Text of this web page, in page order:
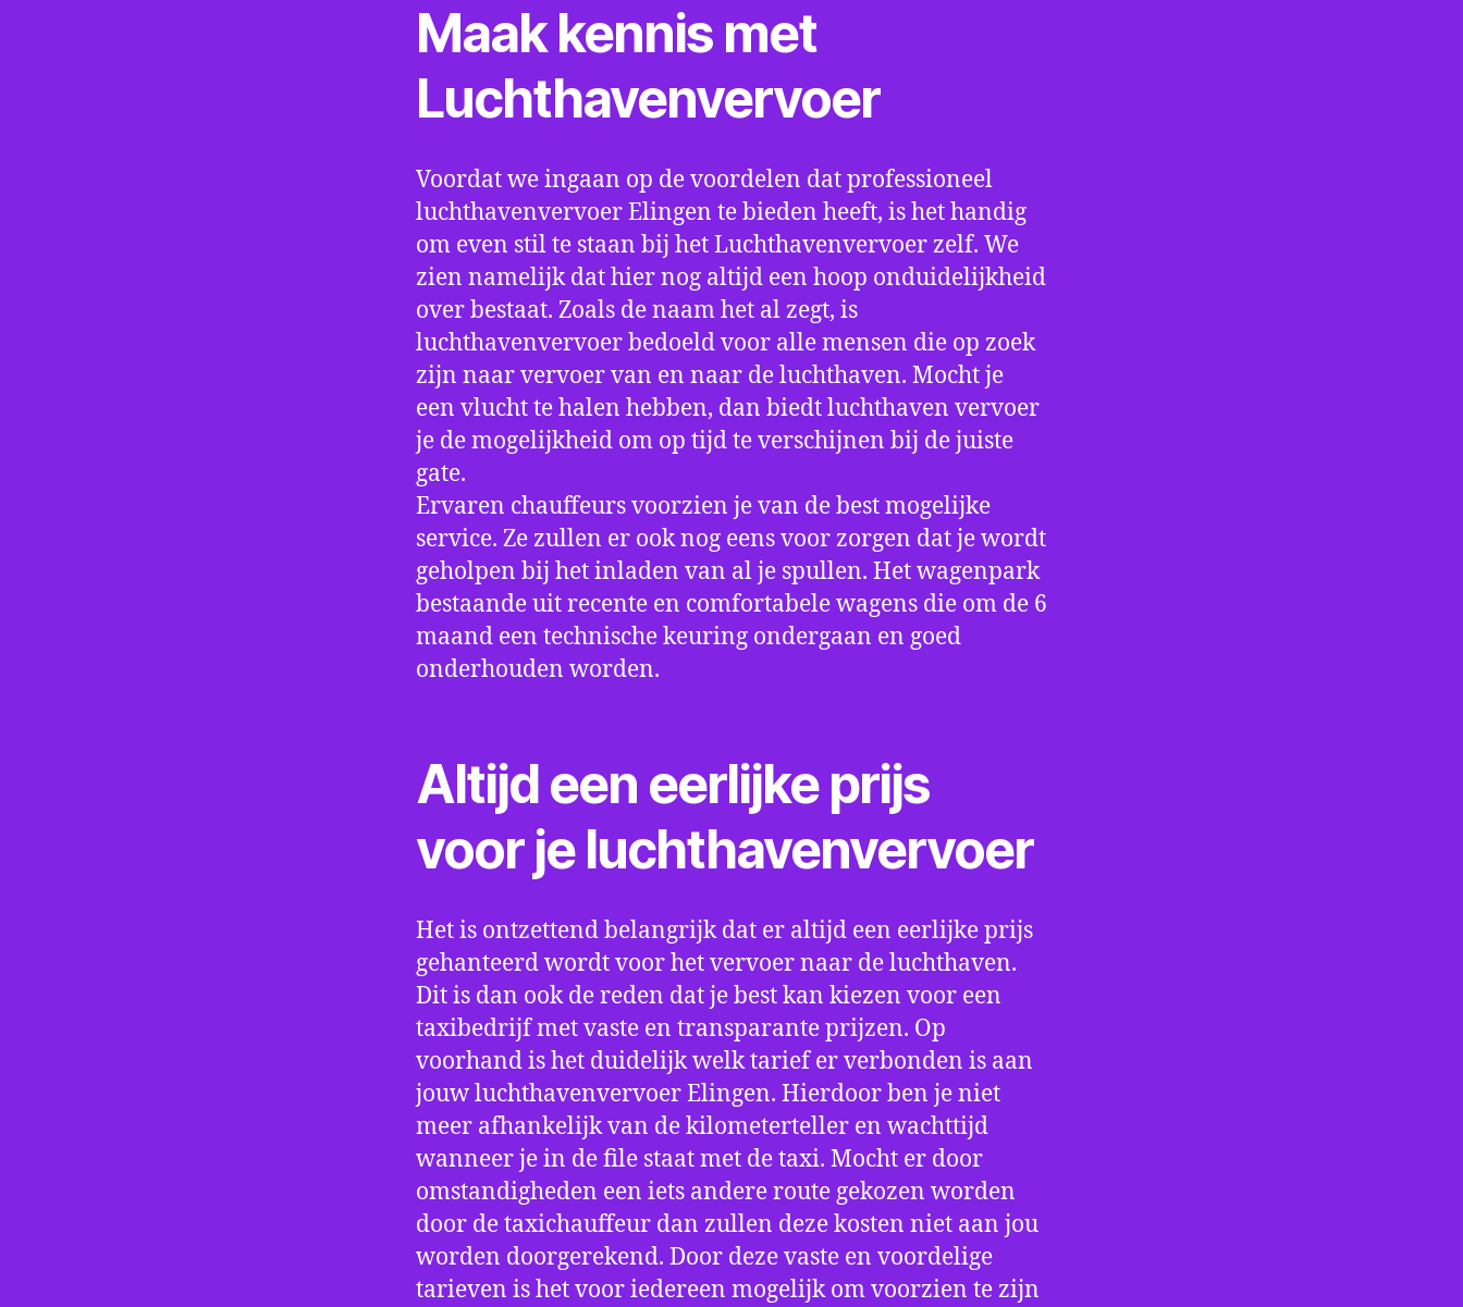
Maak kennis met
Luchthavenvervoer
Voordat we ingaan op de voordelen dat professioneel
luchthavenvervoer Elingen te bieden heeft, is het handig
om even stil te staan bij het Luchthavenvervoer zelf. We
zien namelijk dat hier nog altijd een hoop onduidelijkheid
over bestaat. Zoals de naam het al zegt, is
luchthavenvervoer bedoeld voor alle mensen die op zoek
zijn naar vervoer van en naar de luchthaven. Mocht je
een vlucht te halen hebben, dan biedt luchthaven vervoer
je de mogelijkheid om op tijd te verschijnen bij de juiste
gate.
Ervaren chauffeurs voorzien je van de best mogelijke
service. Ze zullen er ook nog eens voor zorgen dat je wordt
geholpen bij het inladen van al je spullen. Het wagenpark
bestaande uit recente en comfortabele wagens die om de 6
maand een technische keuring ondergaan en goed
onderhouden worden.
Altijd een eerlijke prijs
voor je luchthavenvervoer
Het is ontzettend belangrijk dat er altijd een eerlijke prijs
gehanteerd wordt voor het vervoer naar de luchthaven.
Dit is dan ook de reden dat je best kan kiezen voor een
taxibedrijf met vaste en transparante prijzen. Op
voorhand is het duidelijk welk tarief er verbonden is aan
jouw luchthavenvervoer Elingen. Hierdoor ben je niet
meer afhankelijk van de kilometerteller en wachttijd
wanneer je in de file staat met de taxi. Mocht er door
omstandigheden een iets andere route gekozen worden
door de taxichauffeur dan zullen deze kosten niet aan jou
worden doorgerekend. Door deze vaste en voordelige
tarieven is het voor iedereen mogelijk om voorzien te zijn